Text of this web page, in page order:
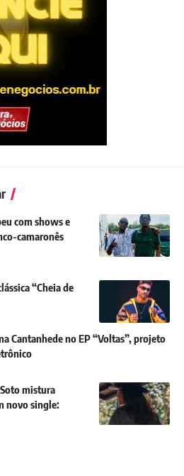
com shows e
camaronês
“Cheia de
Cantanhede no EP “Voltas”, projeto
mistura
novo single: